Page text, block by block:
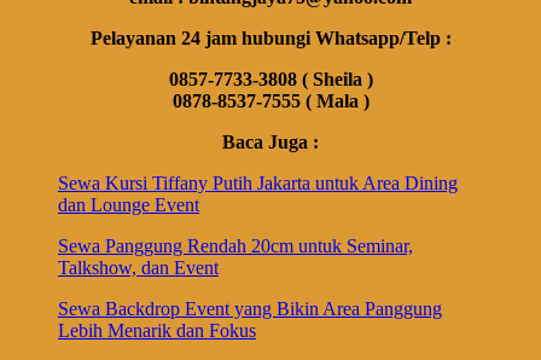
Pelayanan 24 jam hubungi Whatsapp/Telp :
0857-7733-3808 ( Sheila )
0878-8537-7555 ( Mala )
Baca Juga :
Sewa Kursi Tiffany Putih Jakarta untuk Area Dining
dan Lounge Event
Sewa Panggung Rendah 20cm untuk Seminar,
Talkshow, dan Event
Sewa Backdrop Event yang Bikin Area Panggung
Lebih Menarik dan Fokus